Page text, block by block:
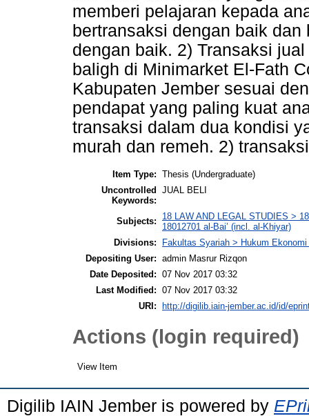
memberi pelajaran kepada
bertransaksi dengan baik
dengan baik. 2) Transaksi
baligh di Minimarket El-Fath
Kabupaten Jember sesuai
pendapat yang paling kuat
transaksi dalam dua kondisi
murah dan remeh. 2)
Item Type: Thesis (Undergraduate)
Uncontrolled
Keywords:
JUAL BELI
Subjects:
18 LAW AND LEGAL STUDIES >
18012701 al-Bai’ (incl. al-Khiyar)
Divisions:
Fakultas Syariah > Hukum
Depositing User: admin Masrur Rizqon
Date Deposited: 07 Nov 2017 03:32
Last Modified: 07 Nov 2017 03:32
URI:
http://digilib.iain-jember.ac.id/id/
Actions (login required)
View Item
Digilib IAIN Jember is powered by